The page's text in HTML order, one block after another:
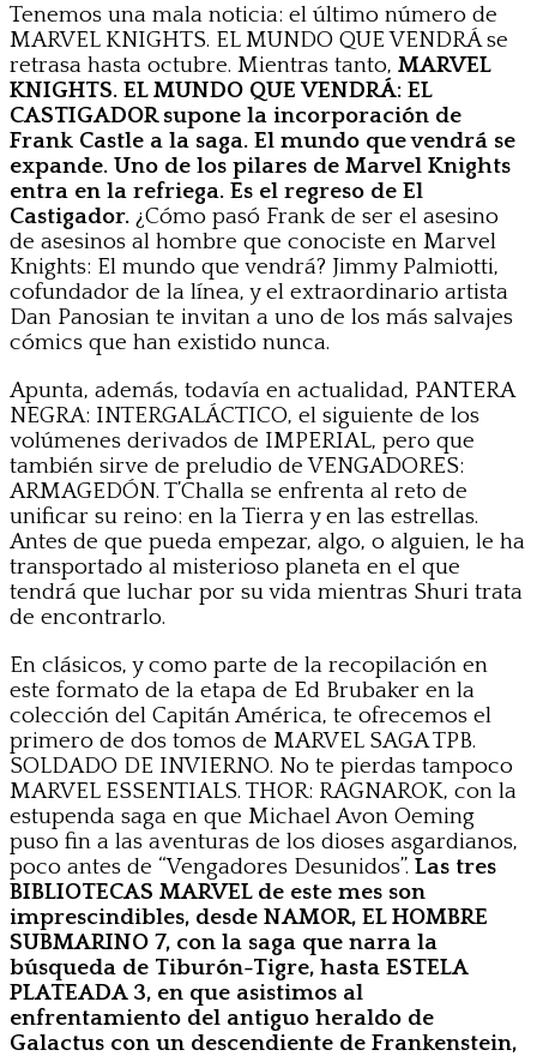
Tenemos una mala noticia: el último número de
MARVEL KNIGHTS. EL MUNDO QUE VENDRÁ se
retrasa hasta octubre. Mientras tanto, MARVEL
KNIGHTS. EL MUNDO QUE VENDRÁ: EL
CASTIGADOR supone la incorporación de
Frank Castle a la saga. El mundo que vendrá se
expande. Uno de los pilares de Marvel Knights
entra en la refriega. Es el regreso de El
Castigador. ¿Cómo pasó Frank de ser el asesino
de asesinos al hombre que conociste en Marvel
Knights: El mundo que vendrá? Jimmy Palmiotti,
cofundador de la línea, y el extraordinario artista
Dan Panosian te invitan a uno de los más salvajes
cómics que han existido nunca.
Apunta, además, todavía en actualidad, PANTERA
NEGRA: INTERGALÁCTICO, el siguiente de los
volúmenes derivados de IMPERIAL, pero que
también sirve de preludio de VENGADORES:
ARMAGEDÓN. T’Challa se enfrenta al reto de
unificar su reino: en la Tierra y en las estrellas.
Antes de que pueda empezar, algo, o alguien, le ha
transportado al misterioso planeta en el que
tendrá que luchar por su vida mientras Shuri trata
de encontrarlo.
En clásicos, y como parte de la recopilación en
este formato de la etapa de Ed Brubaker en la
colección del Capitán América, te ofrecemos el
primero de dos tomos de MARVEL SAGA TPB.
SOLDADO DE INVIERNO. No te pierdas tampoco
MARVEL ESSENTIALS. THOR: RAGNAROK, con la
estupenda saga en que Michael Avon Oeming
puso fin a las aventuras de los dioses asgardianos,
poco antes de “Vengadores Desunidos”. Las tres
BIBLIOTECAS MARVEL de este mes son
imprescindibles, desde NAMOR, EL HOMBRE
SUBMARINO 7, con la saga que narra la
búsqueda de Tiburón-Tigre, hasta ESTELA
PLATEADA 3, en que asistimos al
enfrentamiento del antiguo heraldo de
Galactus con un descendiente de Frankenstein,